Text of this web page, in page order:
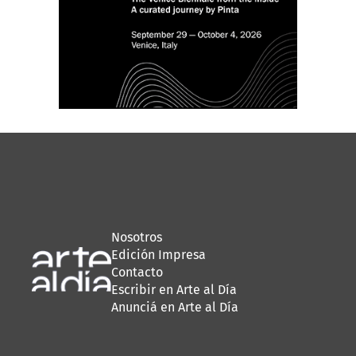
Nosotros
Edición Impresa
Contacto
Escribir en Arte al Día
Anunciá en Arte al Día